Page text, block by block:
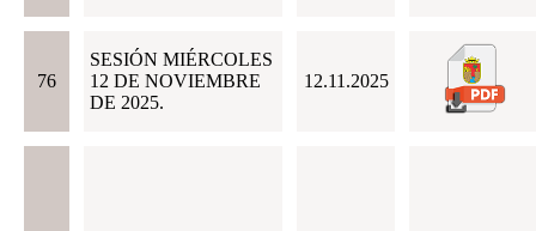
76
SESIÓN MIÉRCOLES
12 DE NOVIEMBRE
DE 2025.
12.11.2025